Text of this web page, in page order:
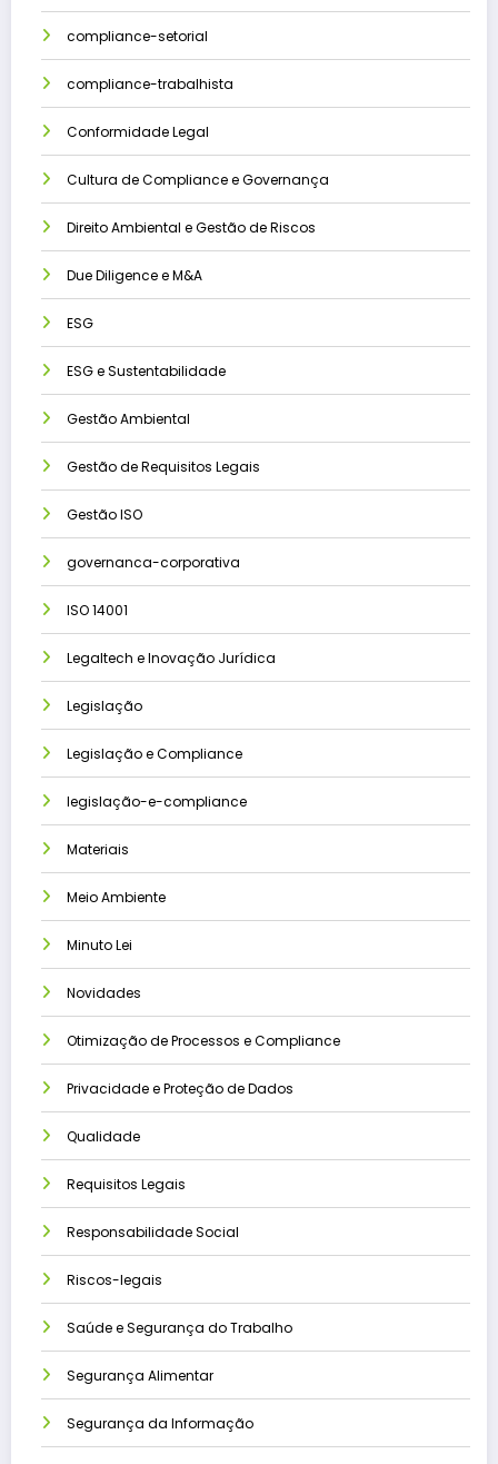
compliance-setorial
compliance-trabalhista
Conformidade Legal
Cultura de Compliance e Governança
Direito Ambiental e Gestão de Riscos
Due Diligence e M&A
ESG
ESG e Sustentabilidade
Gestão Ambiental
Gestão de Requisitos Legais
Gestão ISO
governanca-corporativa
ISO 14001
Legaltech e Inovação Jurídica
Legislação
Legislação e Compliance
legislação-e-compliance
Materiais
Meio Ambiente
Minuto Lei
Novidades
Otimização de Processos e Compliance
Privacidade e Proteção de Dados
Qualidade
Requisitos Legais
Responsabilidade Social
Riscos-legais
Saúde e Segurança do Trabalho
Segurança Alimentar
Segurança da Informação